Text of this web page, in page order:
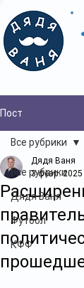
Пост
Все рубрики
Дядя Ваня
Футбол
КФФ
Все рубрики
Дядя Ваня
3 февр. 2025